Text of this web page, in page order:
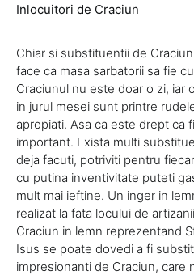
Inlocuitori de Craciun
Chiar si substituentii de
face ca masa sarbatorii sa fie
Craciunul nu este doar o zi, iar
in jurul mesei sunt printre
apropiati. Asa ca este drept ca
important. Exista multi
deja facuti, potriviti pentru
cu putina inventivitate puteti
mult mai ieftine. Un inger in
realizat la fata locului de
Craciun in lemn reprezentand
Isus se poate dovedi a fi
impresionanti de Craciun, care